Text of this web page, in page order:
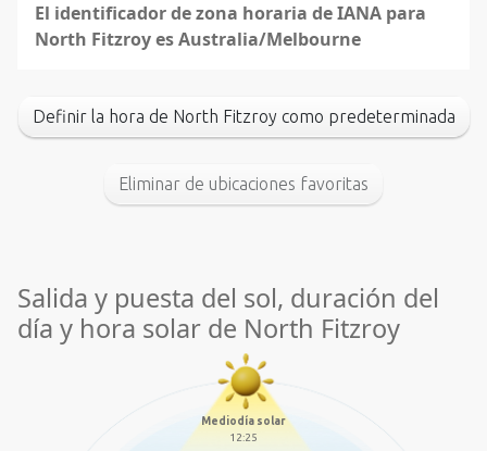
El identificador de zona horaria de IANA para
North Fitzroy es Australia/Melbourne
Definir la hora de North Fitzroy como predeterminada
Eliminar de ubicaciones favoritas
Salida y puesta del sol, duración del
día y hora solar de North Fitzroy
Mediodía solar
12:25